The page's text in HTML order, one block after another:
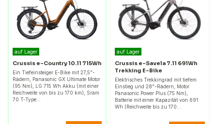
auf Lager
Crussis e-Country 10.11 715Wh
Ein Tiefeinsteiger E-Bike mit 27,5"-
Rädern, Panasonic GX Ultimate Motor
(95 Nm), LG 715 Wh Akku (mit einer
Reichweite von bis zu 170 km), Sram
70 T-Type…
auf Lager
Crussis e-Savela 7.11 691Wh
Trekking E-Bike
Elektrisches Trekkingrad mit tiefem
Einstieg und 28"-Rädern, Motor
Panasonic Power Plus (75 Nm),
Batterie mit einer Kapazität von 691
Wh (Reichweite bis zu 170…